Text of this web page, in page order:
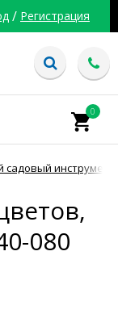
/ Регистрация
0
инструмент
080